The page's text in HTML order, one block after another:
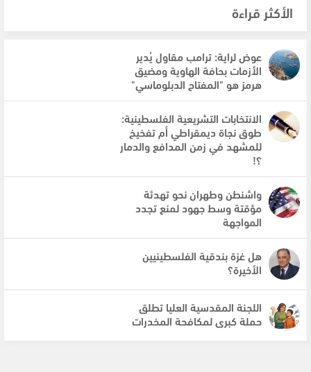
الأكثر قراءة
عوض لراية: ترامب مقاول يُدير
الأزمات بحافة الهاوية ومضيق
هرمز هو "المفتاح الدبلوماسي"
الانتخابات التشريعية الفلسطينية:
طوق نجاة ديمقراطي أم تفخيخ
للمشهد في زمن المدافع والدمار
؟!
واشنطن وطهران نحو تهدئة
مؤقتة وسط جهود لمنع تجدد
المواجهة
هل غزة بندقية الفلسطينيين
الأخيرة؟
اللجنة المقدسية العليا تطلق
حملة كبرى لمكافحة المخدرات